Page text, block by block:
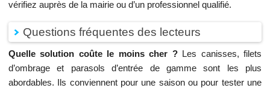
vérifiez auprès de la mairie ou d’un professionnel qualifié.
Questions fréquentes des lecteurs
Quelle solution coûte le moins cher ?Les canisses, filets
d’ombrage et parasols d’entrée de gamme sont les plus
abordables. Ils conviennent pour une saison ou pour tester une